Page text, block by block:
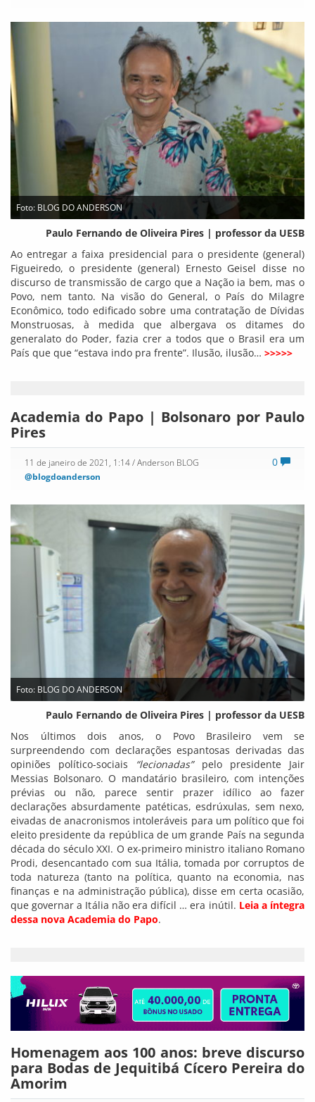
Foto: BLOG DO ANDERSON
Paulo Fernando de Oliveira Pires | professor da UESB
Ao entregar a faixa presidencial para o presidente (general)
Figueiredo, o presidente (general) Ernesto Geisel disse no
discurso de transmissão de cargo que a Nação ia bem, mas o
Povo, nem tanto. Na visão do General, o País do Milagre
Econômico, todo edificado sobre uma contratação de Dívidas
Monstruosas, à medida que albergava os ditames do
generalato do Poder, fazia crer a todos que o Brasil era um
País que que “estava indo pra frente”. Ilusão, ilusão… >>>>>
Academia do Papo | Bolsonaro por Paulo
Pires
0
11 de janeiro de 2021, 1:14/ Anderson BLOG
@blogdoanderson
Foto: BLOG DO ANDERSON
Paulo Fernando de Oliveira Pires | professor da UESB
Nos últimos dois anos, o Povo Brasileiro vem se
surpreendendo com declarações espantosas derivadas das
opiniões político-sociais “lecionadas”pelo presidente Jair
Messias Bolsonaro. O mandatário brasileiro, com intenções
prévias ou não, parece sentir prazer idílico ao fazer
declarações absurdamente patéticas, esdrúxulas, sem nexo,
eivadas de anacronismos intoleráveis para um político que foi
eleito presidente da república de um grande País na segunda
década do século XXI. O ex-primeiro ministro italiano Romano
Prodi, desencantado com sua Itália, tomada por corruptos de
toda natureza (tanto na política, quanto na economia, nas
finanças e na administração pública), disse em certa ocasião,
que governar a Itália não era difícil … era inútil. Leia a íntegra
dessa nova Academia do Papo.
Homenagem aos 100 anos: breve discurso
para Bodas de Jequitibá Cícero Pereira do
Amorim